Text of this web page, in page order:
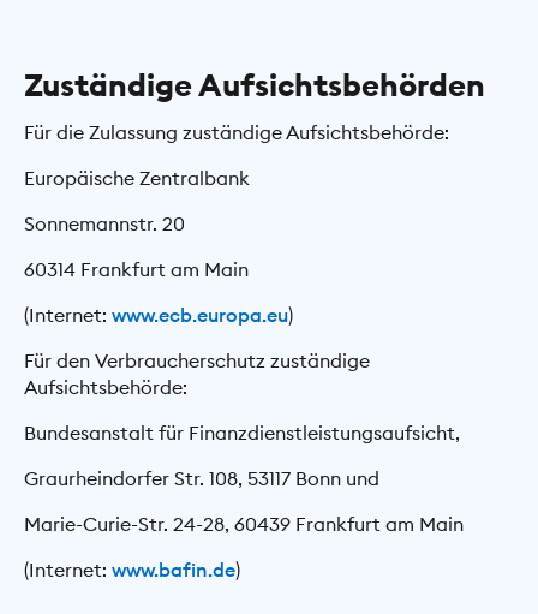
Zuständige Aufsichtsbehörden
Für die Zulassung zuständige Aufsichtsbehörde:
Europäische Zentralbank
Sonnemannstr. 20
60314 Frankfurt am Main
(Internet: www.ecb.europa.eu)
Für den Verbraucherschutz zuständige
Aufsichtsbehörde:
Bundesanstalt für Finanzdienstleistungsaufsicht,
Graurheindorfer Str. 108, 53117 Bonn und
Marie-Curie-Str. 24-28, 60439 Frankfurt am Main
(Internet: www.bafin.de)